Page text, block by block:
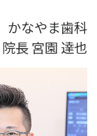
かなやま歯科
院長宮園 達也